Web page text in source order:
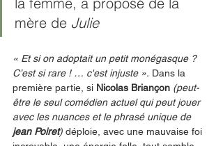
mère de Julie
« Et si on adoptait un petit monégasque ?
C’est si rare ! … c'est injuste ». Dans la
première partie, si Nicolas Briançon (peut-
être le seul comédien actuel qui peut jouer
avec les nuances et le phrasé unique de
jean Poiret) déploie, avec une mauvaise foi